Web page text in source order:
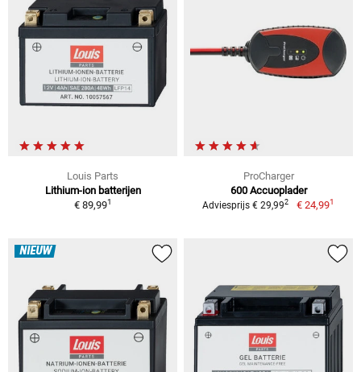
Louis Parts
Lithium-ion batterijen
€ 89,991
ProCharger
600 Accuoplader
Adviesprijs € 29,992 € 24,991
NIEUW